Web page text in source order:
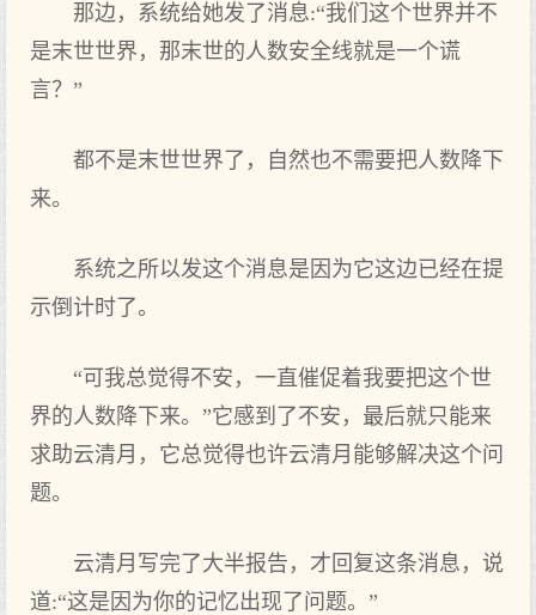
那边，系统给她发了消息:“我们这个世界并不
是末世世界，那末世的人数安全线就是一个谎
言？”
都不是末世世界了，自然也不需要把人数降下
来。
系统之所以发这个消息是因为它这边已经在提
示倒计时了。
“可我总觉得不安，一直催促着我要把这个世
界的人数降下来。”它感到了不安，最后就只能来
求助云清月，它总觉得也许云清月能够解决这个问
题。
云清月写完了大半报告，才回复这条消息，说
道:“这是因为你的记忆出现了问题。”